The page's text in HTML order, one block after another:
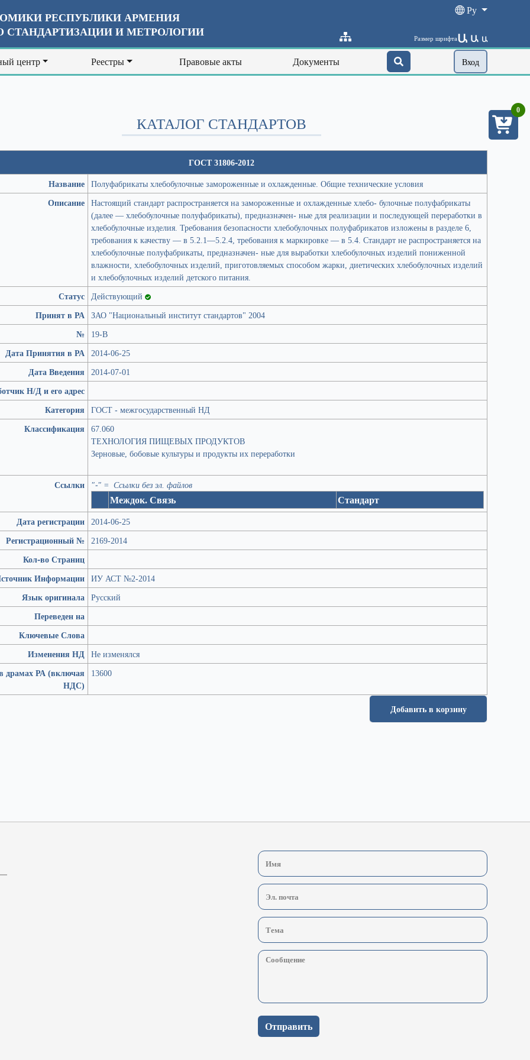
РЕСПУБЛИКИ АРМЕНИЯ
И МЕТРОЛОГИИ
Ру
Размер шрифтаԱ Ա Ա
центр Реестры Правовые акты Документы Вход
КАТАЛОГ СТАНДАРТОВ
ГОСТ 31806-2012
Название Полуфабрикаты хлебобулочные замороженные и охлажденные. Общие технические условия
Описание Настоящий стандарт распространяется на замороженные и охлажденные хлебо- булочные полуфабрикаты
(далее — хлебобулочные полуфабрикаты), предназначен- ные для реализации и последующей переработки в
хлебобулочные изделия. Требования безопасности хлебобулочных полуфабрикатов изложены в разделе 6,
требования к качеству — в 5.2.1—5.2.4, требования к маркировке — в 5.4. Стандарт не распространяется на
хлебобулочные полуфабрикаты, предназначен- ные для выработки хлебобулочных изделий пониженной
влажности, хлебобулочных изделий, приготовляемых способом жарки, диетических хлебобулочных изделий
и хлебобулочных изделий детского питания.
Статус Действующий
Принят в РА ЗАО "Национальный институт стандартов" 2004
№
19-В
Дата Принятия в РА 2014-06-25
Дата Введения
2014-07-01
Н/Д и его адрес
Категория
ГОСТ - межгосударственный НД
Классификация
67.060
ТЕХНОЛОГИЯ ПИЩЕВЫХ ПРОДУКТОВ
Зерновые, бобовые культуры и продукты их переработки
Ссылки "-" = Ссылки без эл. файлов
Междок. Связь Стандарт
Дата регистрации 2014-06-25
Регистрационный №
2169-2014
Кол-во Страниц
Информации ИУ АСТ №2-2014
Язык оригинала Русский
Переведен на
Ключевые Слова
Изменения НД Не изменялся
драмах РА (включая
НДС)
13600
Добавить в корзину
Отправить
0